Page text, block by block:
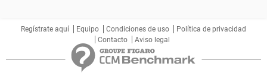
Regístrate aquí Equipo Condiciones de uso
Política de privacidad
Contacto
Aviso legal